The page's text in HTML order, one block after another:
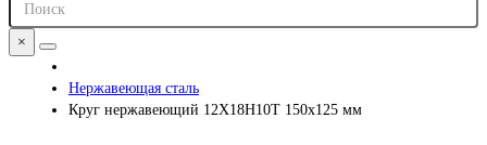
×
Нержавеющая сталь
Круг нержавеющий 12Х18Н10Т 150х125 мм